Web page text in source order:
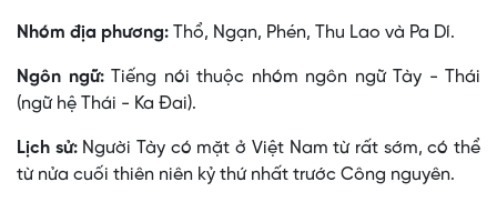
Nhóm địa phương: Thổ, Ngạn, Phén, Thu Lao và Pa Dí.
Ngôn ngữ: Tiếng nói thuộc nhóm ngôn ngữ Tày - Thái
(ngữ hệ Thái - Ka Ðai).
Lịch sử: Người Tày có mặt ở Việt Nam từ rất sớm, có thể
từ nửa cuối thiên niên kỷ thứ nhất trước Công nguyên.